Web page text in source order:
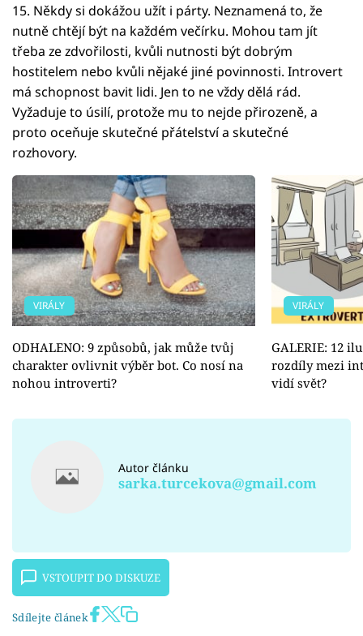
15. Někdy si dokážou užít i párty. Neznamená to, že
nutně chtějí být na každém večírku. Mohou tam jít
třeba ze zdvořilosti, kvůli nutnosti být dobrým
hostitelem nebo kvůli nějaké jiné povinnosti. Introvert
má schopnost bavit lidi. Jen to ne vždy dělá rád.
Vyžaduje to úsilí, protože mu to nejde přirozeně, a
proto oceňuje skutečné přátelství a skutečné
rozhovory.
VIRÁLY
ODHALENO: 9 způsobů, jak může tvůj
charakter ovlivnit výběr bot. Co nosí na
nohou introverti?
VIRÁLY
GALERIE: 12
rozdíly mezi
vidí svět?
Autor článku
sarka.turcekova@gmail.com
VSTOUPIT DO DISKUZE
Sdílejte článek